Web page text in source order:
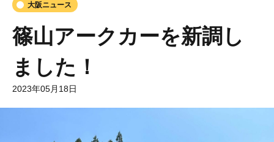
大阪ニュース
篠山アークカーを新調し
ました！
2023年05月18日